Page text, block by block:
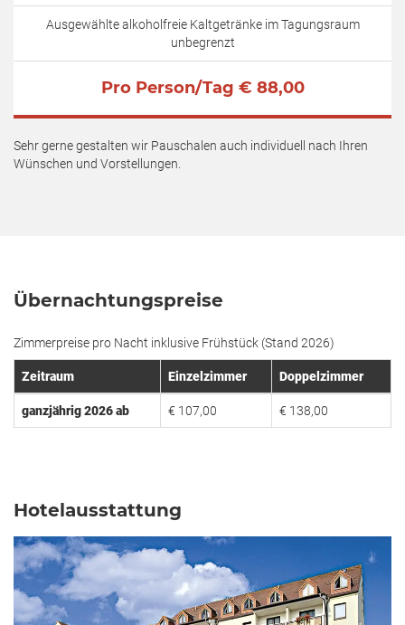
Ausgewählte alkoholfreie Kaltgetränke im Tagungsraum
unbegrenzt
Pro Person/Tag € 88,00
Sehr gerne gestalten wir Pauschalen auch individuell nach Ihren
Wünschen und Vorstellungen.
Übernachtungspreise
Zimmerpreise pro Nacht inklusive Frühstück (Stand 2026)
Zeitraum Einzelzimmer Doppelzimmer
ganzjährig 2026 ab € 107,00 € 138,00
Hotelausstattung